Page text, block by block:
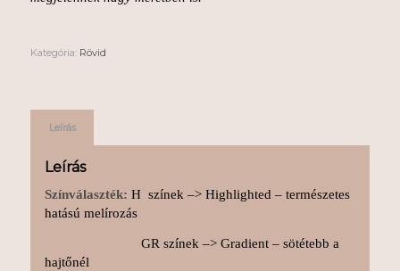
Kategória: Rövid
Leírás
Leírás
Színválaszték: H színek –> Highlighted – természetes
hatású melírozás
GR színek –> Gradient – sötétebb a
hajtőnél